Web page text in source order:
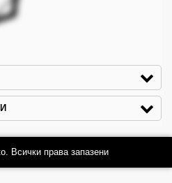
Всички права запазени